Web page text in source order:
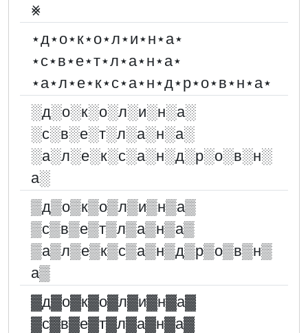
⨳
⋆д⋆о⋆к⋆о⋆л⋆и⋆н⋆а⋆
⋆с⋆в⋆е⋆т⋆л⋆а⋆н⋆а⋆
⋆а⋆л⋆е⋆к⋆с⋆а⋆н⋆д⋆р⋆о⋆в⋆н⋆а⋆
░︎д░︎о░︎к░︎о░︎л░︎и░︎н░︎а░︎
░︎с░︎в░︎е░︎т░︎л░︎а░︎н░︎а░︎
░︎а░︎л░︎е░︎к░︎с░︎а░︎н░︎д░︎р░︎о░︎в░︎н░︎
а░︎
▒д▒о▒к▒о▒л▒и▒н▒а▒
▒с▒в▒е▒т▒л▒а▒н▒а▒
▒а▒л▒е▒к▒с▒а▒н▒д▒р▒о▒в▒н▒
а▒
▓︎д▓︎о▓︎к▓︎о▓︎л▓︎и▓︎н▓︎а▓︎
▓︎с▓︎в▓︎е▓︎т▓︎л▓︎а▓︎н▓︎а▓︎